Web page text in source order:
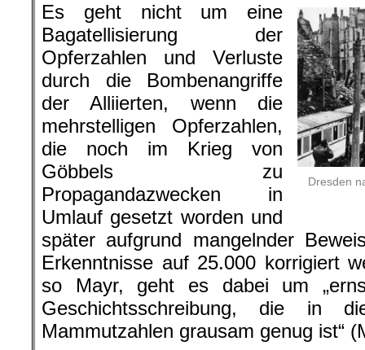
Dresden
Es geht nicht um eine
Bagatellisierung der
Opferzahlen und Verluste
durch die Bombenangriffe
der Alliierten, wenn die
mehrstelligen Opferzahlen,
die noch im Krieg von
Göbbels zu
Propagandazwecken in
Umlauf gesetzt worden und
später aufgrund mangelnder
Erkenntnisse auf 25.000 korrigiert
so Mayr, geht es dabei um
Geschichtsschreibung, die in
Mammutzahlen grausam genug ist“